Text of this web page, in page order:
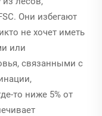
Они избегают
не хочет иметь
или
связанными с
то ниже 5% от